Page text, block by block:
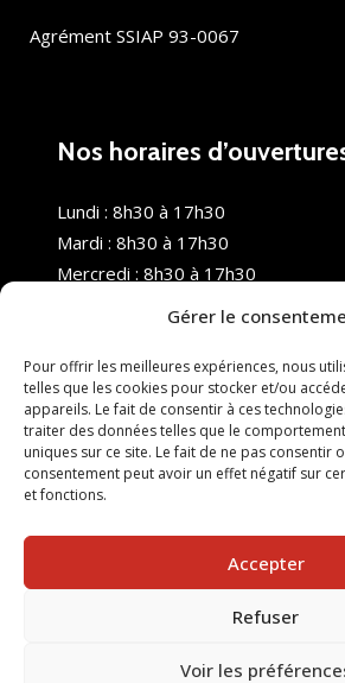
Gérer le
Pour offrir les meilleures expériences, nous
telles que les cookies pour stocker et/ou
appareils. Le fait de consentir à ces
traiter des données telles que le
uniques sur ce site. Le fait de ne pas consentir
consentement peut avoir un effet négatif sur
et fonctions.
Accepter
Refuser
Voir les
Agrément SSIAP 93-0067
Nos horaires
Lundi : 8h30 à 17h30
Mardi : 8h30 à 17h30
Mercredi : 8h30 à 17h30
Samedi : Fermé
Dimanche : Fermé
© 2025 Nouvel R Formation - TOUS
SITE RÉALISÉ PAR :